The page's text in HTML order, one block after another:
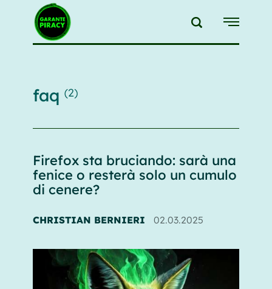
{{feedLink}}
faq (2)
Firefox sta bruciando: sarà una
fenice o resterà solo un cumulo
di cenere?
CHRISTIAN BERNIERI 02.03.2025